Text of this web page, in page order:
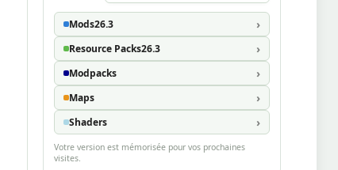
Mods26.3
Resource Packs26.3
Modpacks
Maps
Shaders
Votre version est mémorisée pour vos prochaines
visites.